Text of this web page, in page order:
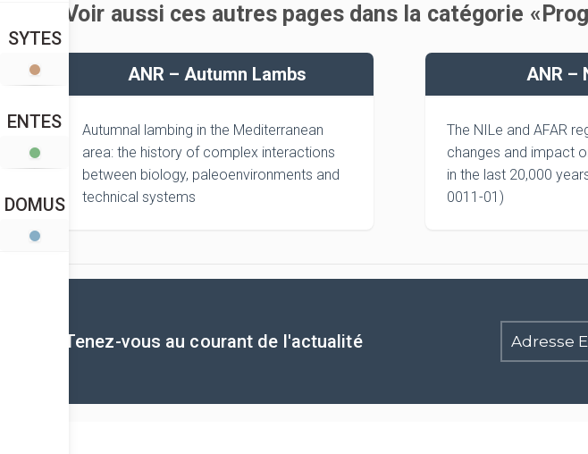
SYTES
ENTES
DOMUS
Voir aussi ces autres pages dans la catégorie
ANR – Autumn Lambs
Autumnal lambing in the Mediterranean
area: the history of complex interactions
between biology, paleoenvironments and
technical systems
ANR –
The NILe and AFAR
changes and impact
in the last 20,000
0011-01)
Tenez-vous au courant de l'actualité
Adresse
E-